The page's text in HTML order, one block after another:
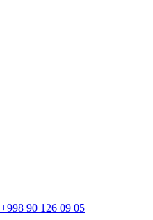
+998 90 126 09 05